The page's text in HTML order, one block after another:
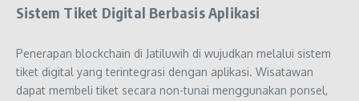
Sistem Tiket Digital Berbasis Aplikasi
Penerapan blockchain di Jatiluwih di wujudkan melalui sistem
tiket digital yang terintegrasi dengan aplikasi. Wisatawan
dapat membeli tiket secara non-tunai menggunakan ponsel,